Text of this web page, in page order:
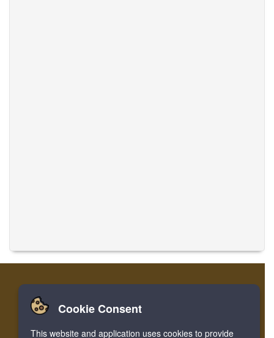
الصفحة الرئيسية تسجيل الدخول
ترجمة الموسيقى
Cookie Consent
This website and application uses cookies to provide